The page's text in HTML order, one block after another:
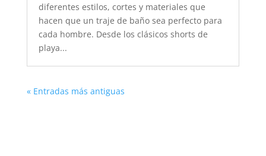
diferentes estilos, cortes y materiales que
hacen que un traje de baño sea perfecto para
cada hombre. Desde los clásicos shorts de
playa...
« Entradas más antiguas